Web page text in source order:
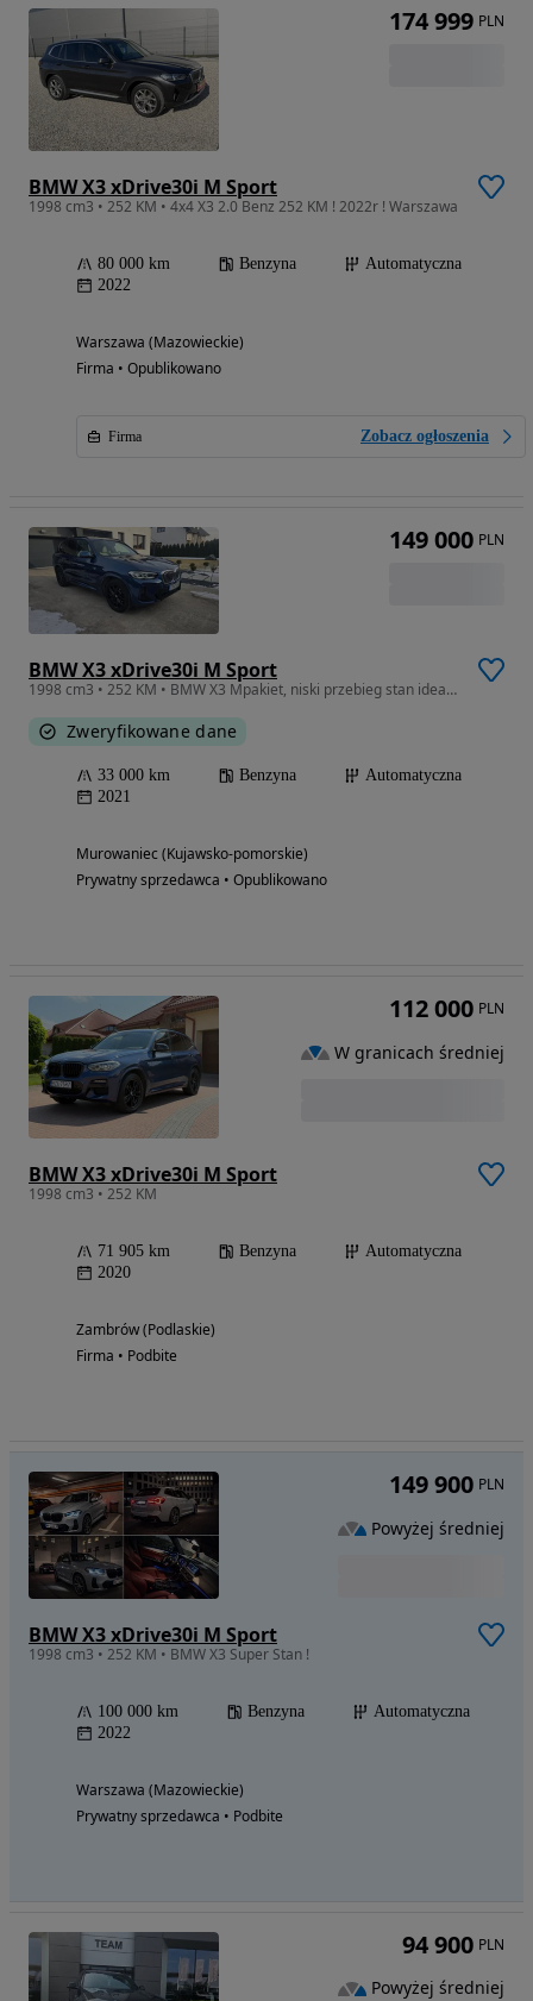
BMW X3 xDrive30i M Sport
1998 cm3 • 252 KM • 4x4 X3 2.0 Benz 252 KM ! 2022r ! Warszawa
80 000 km Benzyna
Automatyczna
2022
Warszawa (Mazowieckie)
Firma • Opublikowano
Firma Zobacz ogłoszenia
174 999 PLN
BMW X3 xDrive30i M Sport
1998 cm3 • 252 KM • BMW X3 Mpakiet, niski przebieg stan idealny
Zweryfikowane dane
33 000 km Benzyna
Automatyczna
2021
Murowaniec (Kujawsko-pomorskie)
Prywatny sprzedawca • Opublikowano
149 000 PLN
BMW X3 xDrive30i M Sport
1998 cm3 • 252 KM
71 905 km Benzyna
Automatyczna
2020
Zambrów (Podlaskie)
Firma • Podbite
112 000 PLN
W granicach średniej
BMW X3 xDrive30i M Sport
1998 cm3 • 252 KM • BMW X3 Super Stan !
100 000 km Benzyna
Automatyczna
2022
Warszawa (Mazowieckie)
Prywatny sprzedawca • Podbite
149 900 PLN
Powyżej średniej
94 900 PLN
Powyżej średniej